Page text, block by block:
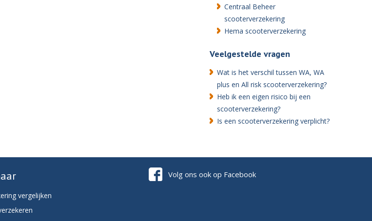
Centraal Beheer
scooterverzekering
Hema scooterverzekering
Veelgestelde vragen
Wat is het verschil tussen WA, WA
plus en All risk scooterverzekering?
Heb ik een eigen risico bij een
scooterverzekering?
Is een scooterverzekering verplicht?
vergelijken
Volg ons ook op Facebook